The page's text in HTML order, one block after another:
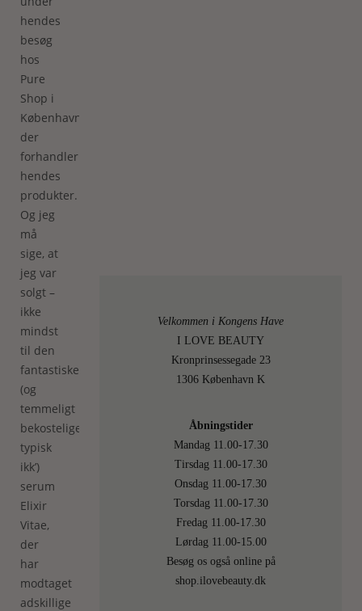
hendes
besøg
hos
Pure
Shop i
København,
der
forhandler
hendes
produkter.
Og jeg
må
sige, at
jeg var
solgt –
ikke
mindst
til den
fantastiske
(og
temmeligt
bekostelige,
typisk
ikk’)
serum
Elixir
Vitae,
der
har
modtaget
adskillige
Velkommen i Kongens Have
I LOVE BEAUTY
Kronprinsessegade 23
1306 København K
Åbningstider
Mandag 11.00-17.30
Tirsdag 11.00-17.30
Onsdag 11.00-17.30
Torsdag 11.00-17.30
Fredag 11.00-17.30
Lørdag 11.00-15.00
Besøg os også online på
shop.ilovebeauty.dk